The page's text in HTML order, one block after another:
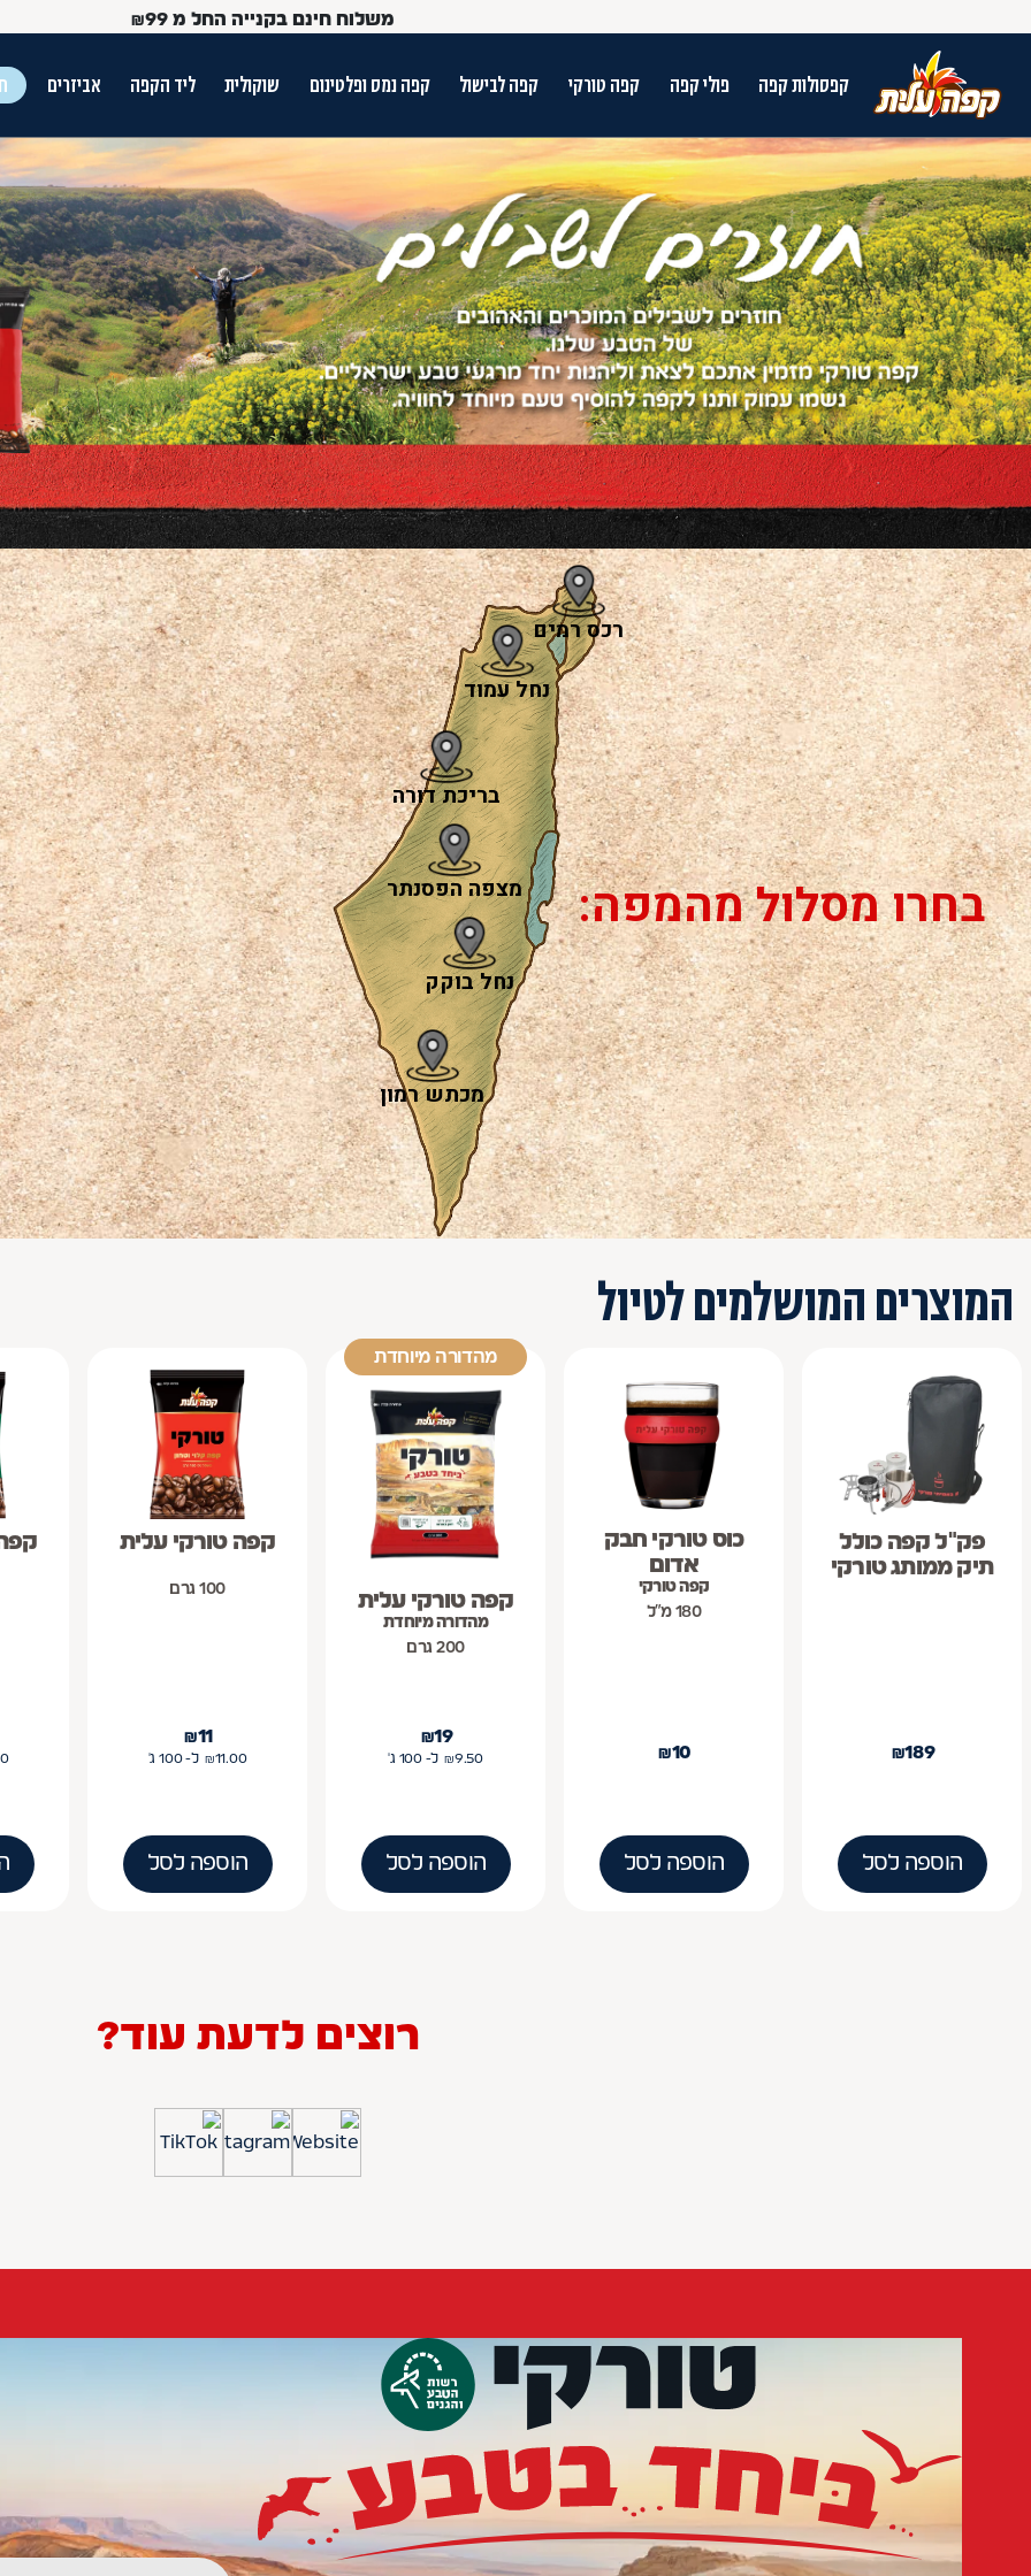
משלוח חינם בקנייה החל מ ₪99
קפסולות קפה פולי קפה קפה טורקי קפה לבישול קפה נמס ופלטינום שוקולית ליד הקפה אביזרים
על מנת לנווט בתת תפריט יש להשתמש במקש הטאב
Use Up and Down arrow keys to navigate search results.
המוצרים המושלמים לטיול
קפה טורקי עלית
100 גרם
11
₪
11.00
₪ ל- 100 ג'
הוספה לסל
מהדורה מיוחדת
קפה טורקי עלית
מהדורה מיוחדת
200 גרם
19
₪
9.50
₪ ל- 100 ג'
הוספה לסל
כוס טורקי חבק
אדום
קפה טורקי
180 מ״ל
10
₪
הוספה לסל
פק"ל קפה כולל
תיק ממותג טורקי
189
₪
הוספה לסל
רוצים לדעת עוד?